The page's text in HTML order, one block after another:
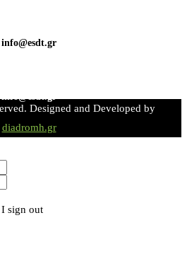
info@esdt.gr
info@esdt.gr
Designed and Developed by
diadromh.gr
sign out